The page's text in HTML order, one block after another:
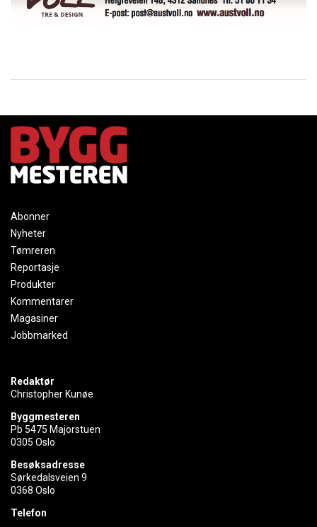
Abonner
Nyheter
Tømreren
Reportasje
Produkter
Kommentarer
Magasiner
Jobbmarked
Redaktør
Christopher Kunøe
Byggmesteren
Pb 5475 Majorstuen
0305 Oslo
Besøksadresse
Sørkedalsveien 9
0368 Oslo
Telefon